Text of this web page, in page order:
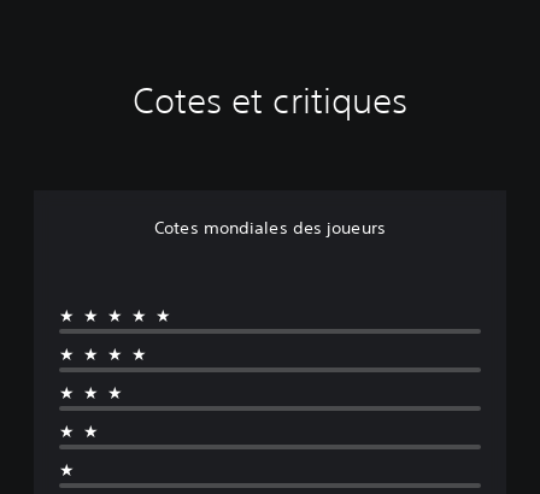
Cotes et critiques
Cotes mondiales des joueurs
★★★★★
★★★★
★★★
★★
★